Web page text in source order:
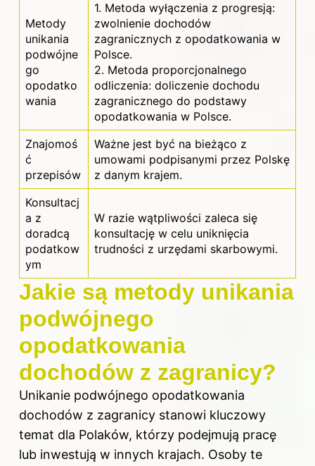
Metody
unikania
podwójne
go
opodatko
wania
1. Metoda wyłączenia z progresją:
zwolnienie dochodów
zagranicznych z opodatkowania w
Polsce.
2. Metoda proporcjonalnego
odliczenia: doliczenie dochodu
zagranicznego do podstawy
opodatkowania w Polsce.
Znajomoś
ć
przepisów
Ważne jest być na bieżąco z
umowami podpisanymi przez Polskę
z danym krajem.
Konsultacj
a z
doradcą
podatkow
ym
W razie wątpliwości zaleca się
konsultację w celu uniknięcia
trudności z urzędami skarbowymi.
Jakie są metody unikania
podwójnego
opodatkowania
dochodów z zagranicy?
Unikanie podwójnego opodatkowania
dochodów z zagranicy stanowi kluczowy
temat dla Polaków, którzy podejmują pracę
lub inwestują w innych krajach. Osoby te